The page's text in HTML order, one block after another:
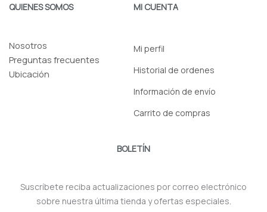
QUIENES SOMOS
Nosotros
Preguntas frecuentes
Ubicación
MI CUENTA
Mi perfil
Historial de ordenes
Información de envío
Carrito de compras
BOLETÍN
Suscríbete reciba actualizaciones por correo electrónico
sobre nuestra última tienda y ofertas especiales.